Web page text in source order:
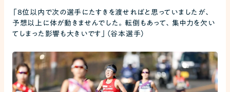
「8位以内で次の選手にたすきを渡せればと思っていましたが、
予想以上に体が動きませんでした。転倒もあって、集中力を欠い
てしまった影響も大きいです」（谷本選手）